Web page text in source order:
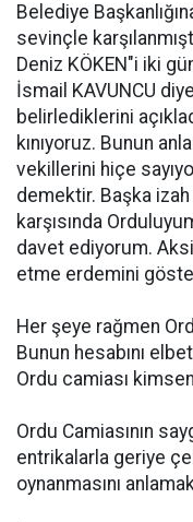
Belediye
sevinçle
Deniz KÖKEN"i iki
İsmail KAVUNCU
belirlediklerini
kınıyoruz. Bunun
vekillerini hiçe
demektir. Başka izah
karşısında
davet ediyorum.
etme erdemini
Her şeye rağmen
Bunun hesabını
Ordu camiası
Ordu Camiasının
entrikalarla geriye
oynanmasını